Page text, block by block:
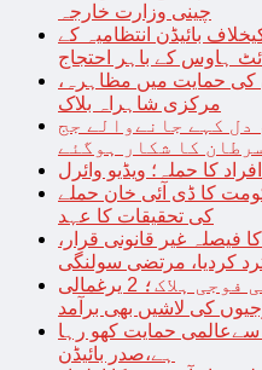
چینی وزارت خارجہ
بائیڈن انتظامیہ کے
ہاوس کے باہر احتجاج
کی حمایت میں مظاہرہ،
مرکزی شاہراہ بلاک
دل کہے جانےوالے جج
کا شکار ہوگئے
کا حملہ؛ ویڈیو وائرل
کا ڈی آئی خان حملے
کی تحقیقات کا عہد
فیصلہ غیر قانونی قرار،
کردیا، مرتضی سولنگی
غزہ میں مزید 10 اسرائیلی فوجی ہلاک؛ 2 یرغمالی
کی لاشیں بھی برآمد
سےعالمی حمایت کھو رہا
ہے،صدر بائیڈن